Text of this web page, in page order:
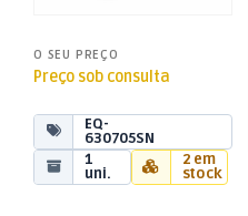
O SEU PREÇO
Preço sob consulta
EQ-
630705SN
1
uni.
2 em
stock